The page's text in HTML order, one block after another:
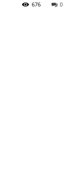
0
676